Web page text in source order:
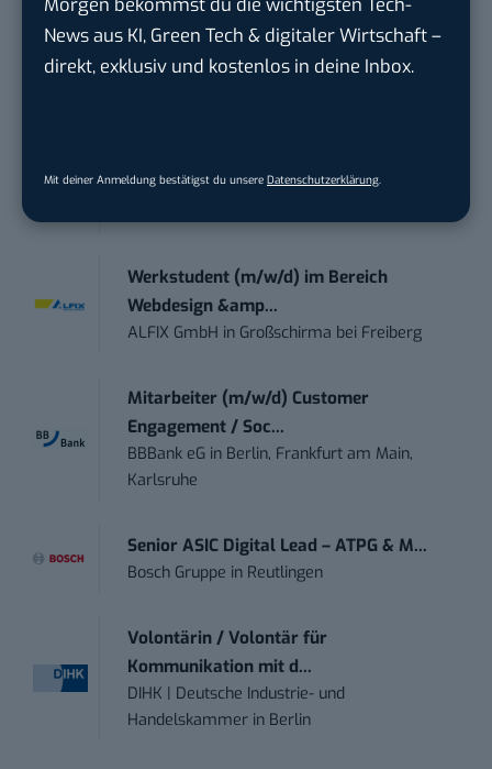
News aus KI, Green Tech & digitaler Wirtschaft –
direkt, exklusiv und kostenlos in deine Inbox.
Mit deiner Anmeldung bestätigst du unsere Datenschutzerklärung
Working Student Digital Learning – R&D
Pr...
30 Std.)
Werkstudent (m/w/d) im Bereich
Webdesign &amp...
ALFIX GmbH in Großschirma bei Freiberg
Mitarbeiter (m/w/d) Customer
Engagement / Soc...
BBBank eG in Berlin, Frankfurt am Main,
Karlsruhe
Senior ASIC Digital Lead – ATPG & M...
Bosch Gruppe in Reutlingen
Volontärin / Volontär für
Kommunikation mit d...
DIHK | Deutsche Industrie- und
Handelskammer in Berlin